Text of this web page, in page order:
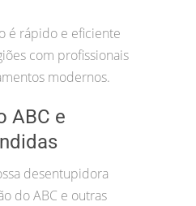
é rápido e eficiente
com profissionais
modernos.
ABC e
desentupidora
do ABC e outras